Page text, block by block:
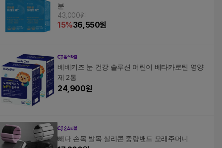
분
43,000원
15%36,550원
베베키즈 눈 건강 솔루션 어린이 베타카로틴 영양
제 2통
24,900원
빼다 손목 발목 실리콘 중량밴드 모래주머니